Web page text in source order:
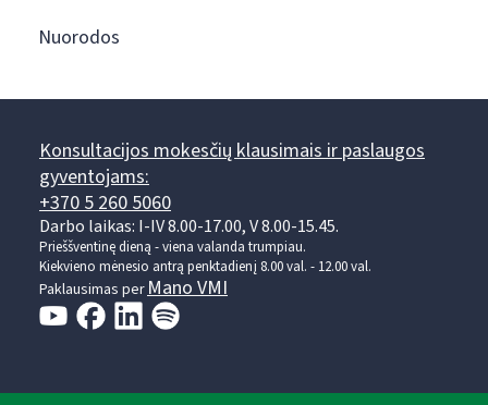
Nuorodos
Konsultacijos mokesčių klausimais ir paslaugos
gyventojams:
+370 5 260 5060
Darbo laikas: I-IV 8.00-17.00, V 8.00-15.45.
Prieššventinę dieną - viena valanda trumpiau.
Kiekvieno mėnesio antrą penktadienį 8.00 val. - 12.00 val.
Paklausimas perMano VMI